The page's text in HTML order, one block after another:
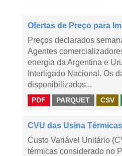
Ofertas de Preço para
Preços declarados
Agentes
energia da Argentina e
Interligado Nacional. Os
disponibilizados...
PDF PARQUET CSV
CVU das Usina Térmicas
Custo Variável Unitário
térmicas considerado no